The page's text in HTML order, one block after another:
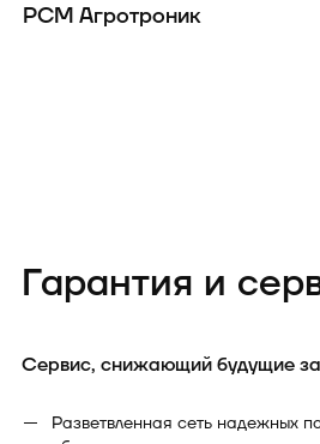
РСМ Агротроник
Гарантия и
Сервис, снижающий будущие
Разветвленная сеть надежных